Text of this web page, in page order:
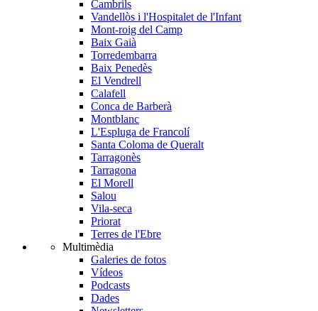
Cambrils
Vandellòs i l'Hospitalet de l'Infant
Mont-roig del Camp
Baix Gaià
Torredembarra
Baix Penedès
El Vendrell
Calafell
Conca de Barberà
Montblanc
L'Espluga de Francolí
Santa Coloma de Queralt
Tarragonès
Tarragona
El Morell
Salou
Vila-seca
Priorat
Terres de l'Ebre
Multimèdia
Galeries de fotos
Vídeos
Podcasts
Dades